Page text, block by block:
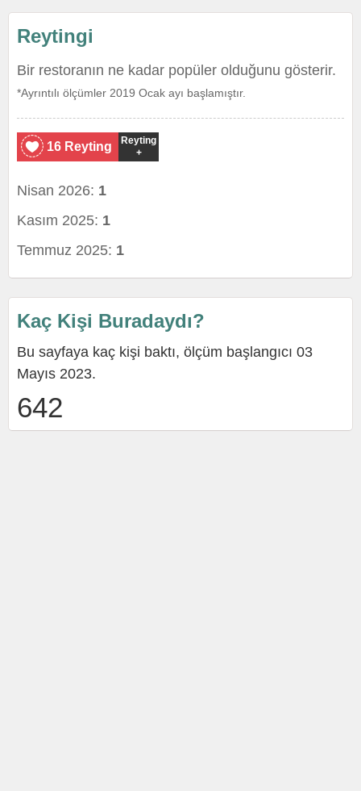
Reytingi
Bir restoranın ne kadar popüler olduğunu gösterir.
*Ayrıntılı ölçümler 2019 Ocak ayı başlamıştır.
16 Reyting
Reyting
+
Nisan 2026: 1
Kasım 2025: 1
Temmuz 2025: 1
Kaç Kişi Buradaydı?
Bu sayfaya kaç kişi baktı, ölçüm başlangıcı 03
Mayıs 2023.
642